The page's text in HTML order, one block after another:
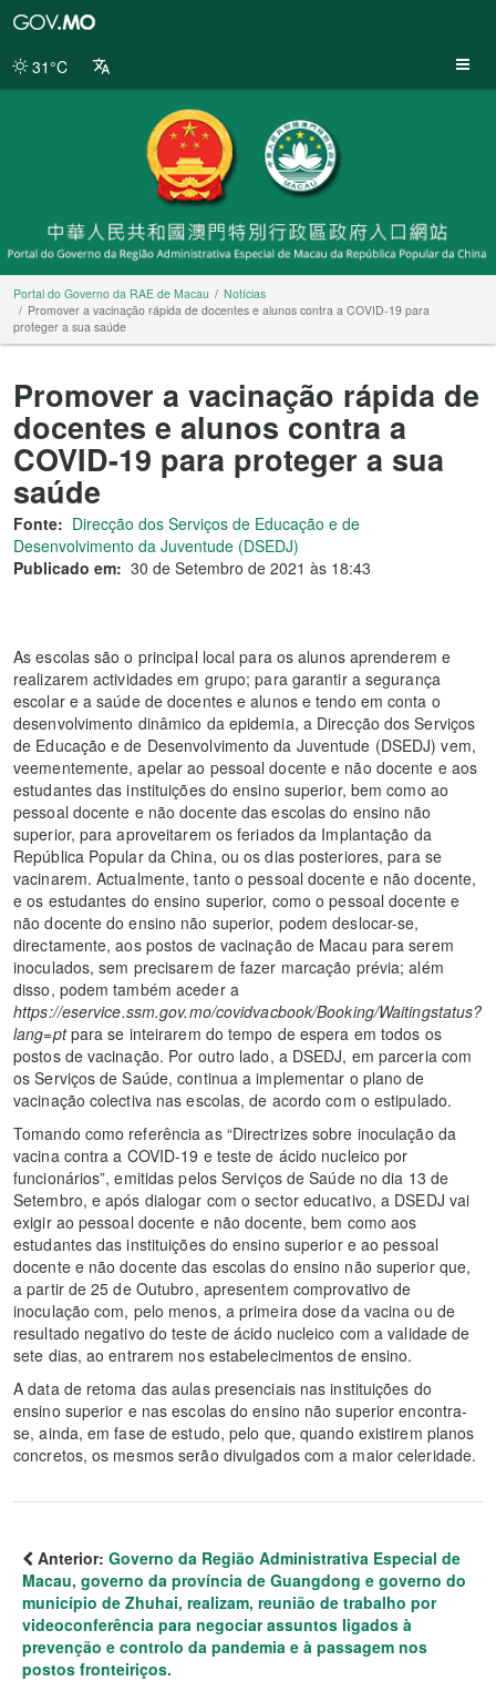
da
31°C
Portal do Governo da RAE de Macau
Notícias
Promover a vacinação rápida de docentes e alunos contra a COVID-19 para
proteger a sua saúde
Promover a vacinação rápida de
docentes e alunos contra a
COVID-19 para proteger a sua
saúde
Fonte: Direcção dos Serviços de Educação e de
Desenvolvimento da Juventude (DSEDJ)
Publicado em: 30 de Setembro de 2021 às 18:43
As escolas são o principal local para os alunos aprenderem e
realizarem actividades em grupo; para garantir a segurança
escolar e a saúde de docentes e alunos e tendo em conta o
desenvolvimento dinâmico da epidemia, a Direcção dos Serviços
de Educação e de Desenvolvimento da Juventude (DSEDJ) vem,
veementemente, apelar ao pessoal docente e não docente e aos
estudantes das instituições do ensino superior, bem como ao
pessoal docente e não docente das escolas do ensino não
superior, para aproveitarem os feriados da Implantação da
República Popular da China, ou os dias posteriores, para se
vacinarem. Actualmente, tanto o pessoal docente e não docente,
e os estudantes do ensino superior, como o pessoal docente e
não docente do ensino não superior, podem deslocar-se,
directamente, aos postos de vacinação de Macau para serem
inoculados, sem precisarem de fazer marcação prévia; além
disso, podem também aceder a
https://eservice.ssm.gov.mo/covidvacbook/Booking/Waitingstatus?
lang=ptpara se inteirarem do tempo de espera em todos os
postos de vacinação. Por outro lado, a DSEDJ, em parceria com
os Serviços de Saúde, continua a implementar o plano de
vacinação colectiva nas escolas, de acordo com o estipulado.
Tomando como referência as “Directrizes sobre inoculação da
vacina contra a COVID-19 e teste de ácido nucleico por
funcionários”, emitidas pelos Serviços de Saúde no dia 13 de
Setembro, e após dialogar com o sector educativo, a DSEDJ vai
exigir ao pessoal docente e não docente, bem como aos
estudantes das instituições do ensino superior e ao pessoal
docente e não docente das escolas do ensino não superior que,
a partir de 25 de Outubro, apresentem comprovativo de
inoculação com, pelo menos, a primeira dose da vacina ou de
resultado negativo do teste de ácido nucleico com a validade de
sete dias, ao entrarem nos estabelecimentos de ensino.
A data de retoma das aulas presenciais nas instituições do
ensino superior e nas escolas do ensino não superior encontra-
se, ainda, em fase de estudo, pelo que, quando existirem planos
concretos, os mesmos serão divulgados com a maior celeridade.
Anterior: Governo da Região Administrativa Especial de
Macau, governo da província de Guangdong e governo do
município de Zhuhai, realizam, reunião de trabalho por
videoconferência para negociar assuntos ligados à
prevenção e controlo da pandemia e à passagem nos
postos fronteiriços.